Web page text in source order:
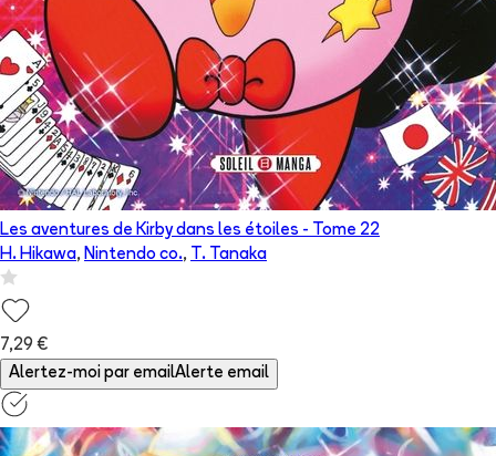
Les aventures de Kirby dans les étoiles - Tome 22
H. Hikawa, Nintendo co., T. Tanaka
7,29 €
Alertez-moi par emailAlerte email